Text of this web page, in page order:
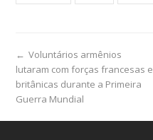
← Voluntários armênios
lutaram com forças francesas e
britânicas durante a Primeira
Guerra Mundial